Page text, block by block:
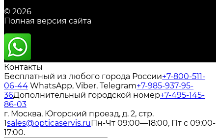
© 2026
Полная версия сайта
Контакты
Бесплатный из любого города России+7-800-511-
06-44 WhatsApp, Viber, Telegram+7-985-937-95-
36Дополнительный городской номер+7-495-145-
86-03
г. Москва, Югорский проезд, д. 2, стр.
1sales@opticaservis.ruПн-Чт 09:00—18:00, Пт с 09:00-
17:00.